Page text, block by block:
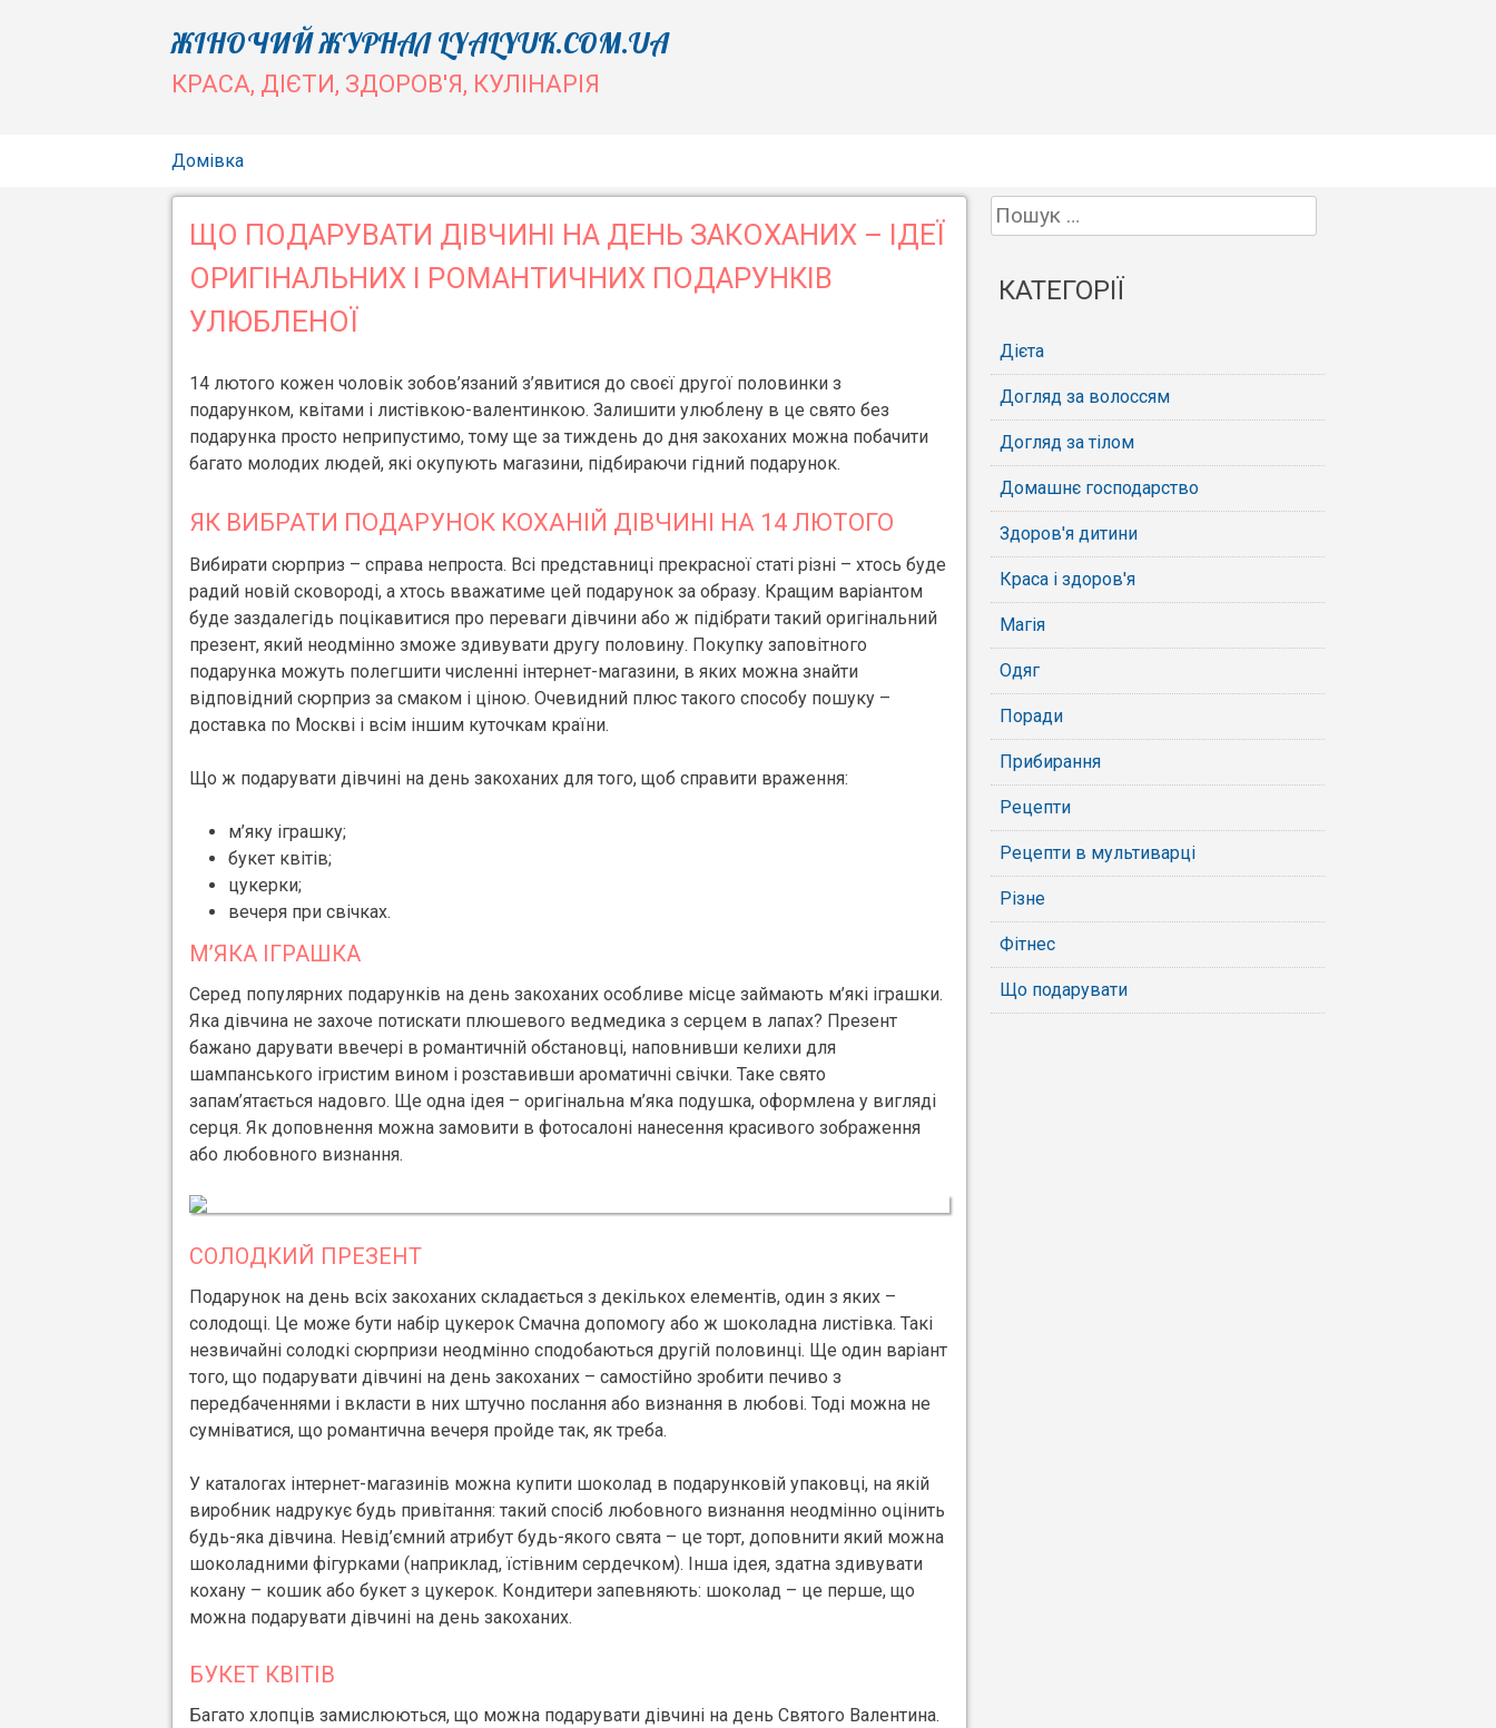
Skip
content
ЖІНОЧИЙ ЖУРНАЛ LYALYUK.COM.UA
КРАСА, ДІЄТИ, ЗДОРОВ'Я, КУЛІНАРІЯ
Домівка
ЩО ПОДАРУВАТИ ДІВЧИНІ НА ДЕНЬ ЗАКОХАНИХ – ІДЕЇ
ОРИГІНАЛЬНИХ І РОМАНТИЧНИХ ПОДАРУНКІВ
УЛЮБЛЕНОЇ
14 лютого кожен чоловік зобов’язаний з’явитися до своєї другої половинки з
подарунком, квітами і листівкою-валентинкою. Залишити улюблену в це свято без
подарунка просто неприпустимо, тому ще за тиждень до дня закоханих можна побачити
багато молодих людей, які окупують магазини, підбираючи гідний подарунок.
ЯК ВИБРАТИ ПОДАРУНОК КОХАНІЙ ДІВЧИНІ НА 14 ЛЮТОГО
Вибирати сюрприз – справа непроста. Всі представниці прекрасної статі різні – хтось буде
радий новій сковороді, а хтось вважатиме цей подарунок за образу. Кращим варіантом
буде заздалегідь поцікавитися про переваги дівчини або ж підібрати такий оригінальний
презент, який неодмінно зможе здивувати другу половину. Покупку заповітного
подарунка можуть полегшити численні інтернет-магазини, в яких можна знайти
відповідний сюрприз за смаком і ціною. Очевидний плюс такого способу пошуку –
доставка по Москві і всім іншим куточкам країни.
Що ж подарувати дівчині на день закоханих для того, щоб справити враження:
м’яку іграшку;
букет квітів;
цукерки;
вечеря при свічках.
М’ЯКА ІГРАШКА
Серед популярних подарунків на день закоханих особливе місце займають м’які іграшки.
Яка дівчина не захоче потискати плюшевого ведмедика з серцем в лапах? Презент
бажано дарувати ввечері в романтичній обстановці, наповнивши келихи для
шампанського ігристим вином і розставивши ароматичні свічки. Таке свято
запам’ятається надовго. Ще одна ідея – оригінальна м’яка подушка, оформлена у вигляді
серця. Як доповнення можна замовити в фотосалоні нанесення красивого зображення
або любовного визнання.
СОЛОДКИЙ ПРЕЗЕНТ
Подарунок на день всіх закоханих складається з декількох елементів, один з яких –
солодощі. Це може бути набір цукерок Смачна допомогу або ж шоколадна листівка. Такі
незвичайні солодкі сюрпризи неодмінно сподобаються другій половинці. Ще один варіант
того, що подарувати дівчині на день закоханих – самостійно зробити печиво з
передбаченнями і вкласти в них штучно послання або визнання в любові. Тоді можна не
сумніватися, що романтична вечеря пройде так, як треба.
У каталогах інтернет-магазинів можна купити шоколад в подарунковій упаковці, на якій
виробник надрукує будь привітання: такий спосіб любовного визнання неодмінно оцінить
будь-яка дівчина. Невід’ємний атрибут будь-якого свята – це торт, доповнити який можна
шоколадними фігурками (наприклад, їстівним сердечком). Інша ідея, здатна здивувати
кохану – кошик або букет з цукерок. Кондитери запевняють: шоколад – це перше, що
можна подарувати дівчині на день закоханих.
БУКЕТ КВІТІВ
Багато хлопців замислюються, що можна подарувати дівчині на день Святого Валентина.
Пошук:
КАТЕГОРІЇ
Дієта
Догляд за волоссям
Догляд за тілом
Домашнє господарство
Здоров'я дитини
Краса і здоров'я
Магія
Одяг
Поради
Прибирання
Рецепти
Рецепти в мультиварці
Різне
Фітнес
Що подарувати